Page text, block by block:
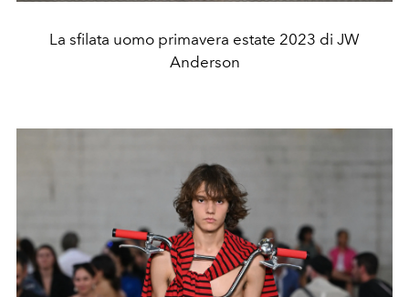
La sfilata uomo primavera estate 2023 di JW
Anderson